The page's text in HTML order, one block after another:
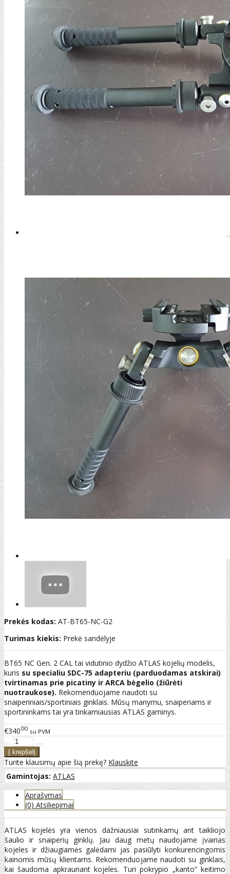
Prekės kodas: AT-BT65-NC-G2
Turimas kiekis: Prekė sandėlyje
BT65 NC Gen. 2 CAL tai vidutinio dydžio ATLAS kojelių modelis,
kuris su specialiu SDC-75 adapteriu (parduodamas atskirai)
tvirtinamas prie picatiny ir ARCA bėgelio (žiūrėti
nuotraukose). Rekomenduojame naudoti su
snaiperiniais/sportiniais ginklais. Mūsų manymu, snaiperiams ir
sportininkams tai yra tinkamiausias ATLAS gaminys.
€34000 su PVM
Turite klausimų apie šią prekę? Klauskite
Gamintojas: ATLAS
Aprašymas
(0) Atsiliepimai
ATLAS kojelės yra vienos dažniausiai sutinkamų ant taikliojo
šaulio ir snaiperių ginklų. Jau daug metų naudojame įvairias
kojeles ir džiaugiamės galėdami jas pasiūlyti konkurencingomis
kainomis mūsų klientams. Rekomenduojame naudoti su ginklais,
kai šaudoma apkraunant kojeles. Turi pokrypio „kanto“ keitimo